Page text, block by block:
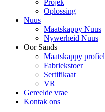
Projek
Oplossing
Nuus
Maatskappy Nuus
Nywerheid Nuus
Oor Sands
Maatskappy profiel
Fabriekstoer
Sertifikaat
VR
Gereelde vrae
Kontak ons